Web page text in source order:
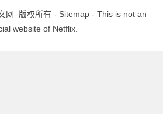
网 版权所有 - Sitemap- This is not an
website of Netflix.